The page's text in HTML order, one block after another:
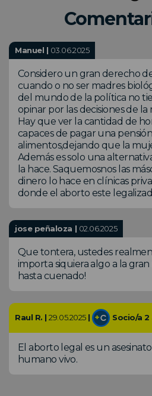
Manuel | 03.06.2025
Considero un gran derecho
cuando o no ser madres
del mundo de la política no
opinar por las decisiones de
Hay que ver la cantidad de
capaces de pagar una
alimentos,dejando que la
Además es solo una
la hace. Saquemosnos las
dinero lo hace en clínicas
donde el aborto este
jose peñaloza | 02.06.2025
Que tontera, ustedes
importa siquiera algo a la
hasta cuenado!
Raul R. |29.05.2025| Socio/a 2
El aborto legal es un
humano vivo.